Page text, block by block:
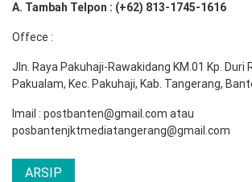
A. Tambah Telpon : (+62) 813-1745-1616
Offece :
Jln. Raya Pakuhaji-Rawakidang KM.01 Kp. Duri
Pakualam, Kec. Pakuhaji, Kab. Tangerang,
Imail : postbanten@gmail.com atau
posbantenjktmediatangerang@gmail.com
ARSIP